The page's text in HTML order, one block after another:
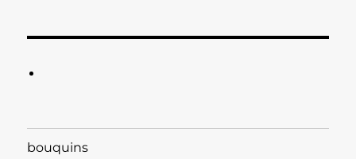
bouquins